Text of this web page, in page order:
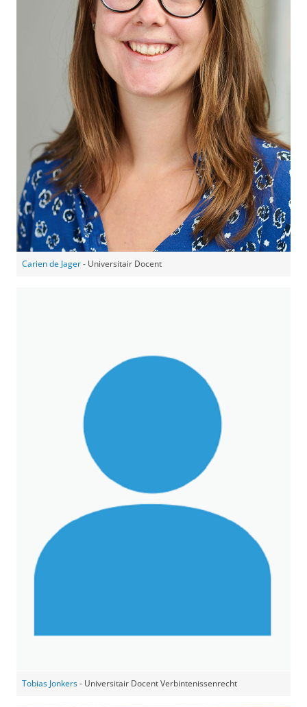
Carien de Jager- Universitair Docent
Tobias Jonkers- Universitair Docent Verbintenissenrecht